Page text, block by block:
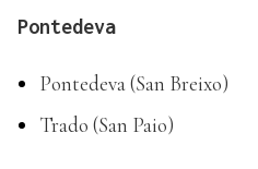
Pontedeva
Pontedeva (San Breixo)
Trado (San Paio)